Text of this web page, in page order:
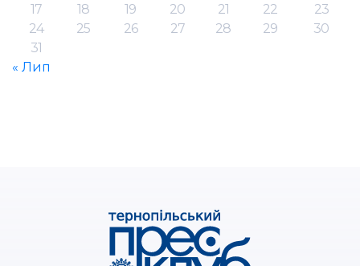
17
18 19 20 21 22
23
24
25 26 27 28 29
30
31
« Лип